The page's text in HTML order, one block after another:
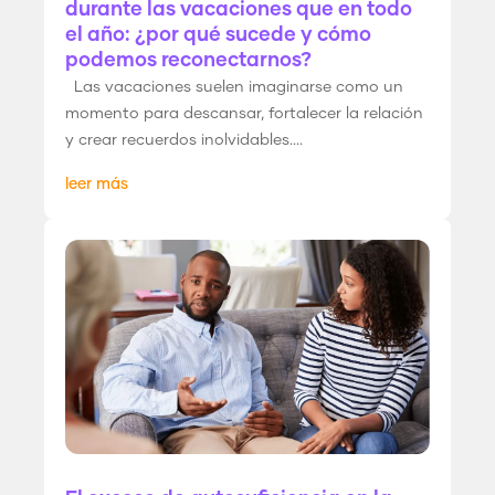
durante las vacaciones que en todo
el año: ¿por qué sucede y cómo
podemos reconectarnos?
Las vacaciones suelen imaginarse como un
momento para descansar, fortalecer la relación
y crear recuerdos inolvidables....
leer más